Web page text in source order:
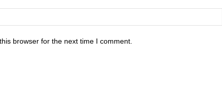
browser for the next time I comment.